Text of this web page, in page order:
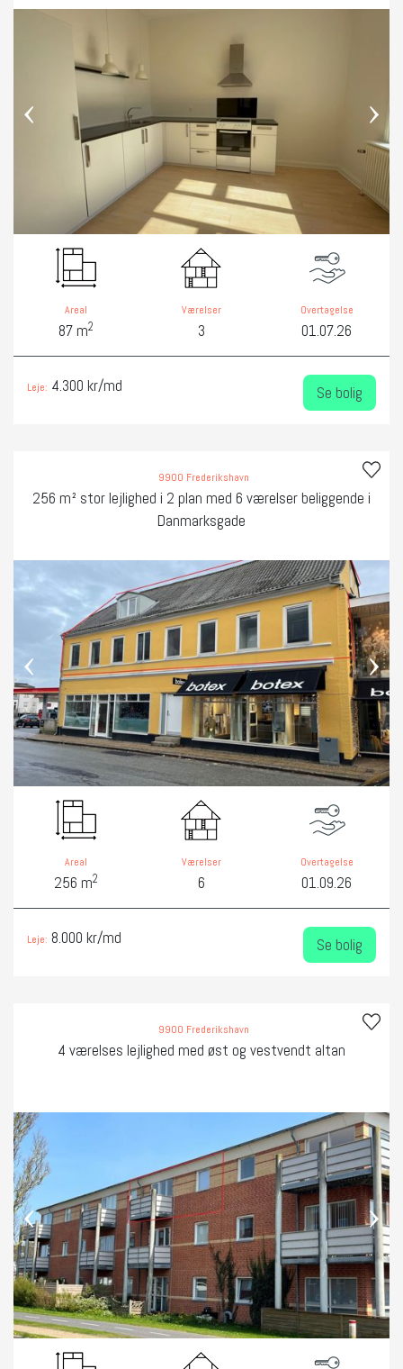
‹ ›
Areal
87 m2
Værelser
3
Overtagelse
01.07.26
Leje: 4.300 kr/md Se bolig
9900 Frederikshavn
256 m² stor lejlighed i 2 plan med 6 værelser beliggende i
Danmarksgade
‹ ›
Areal
256 m2
Værelser
6
Overtagelse
01.09.26
Leje: 8.000 kr/md Se bolig
9900 Frederikshavn
4 værelses lejlighed med øst og vestvendt altan
‹ ›